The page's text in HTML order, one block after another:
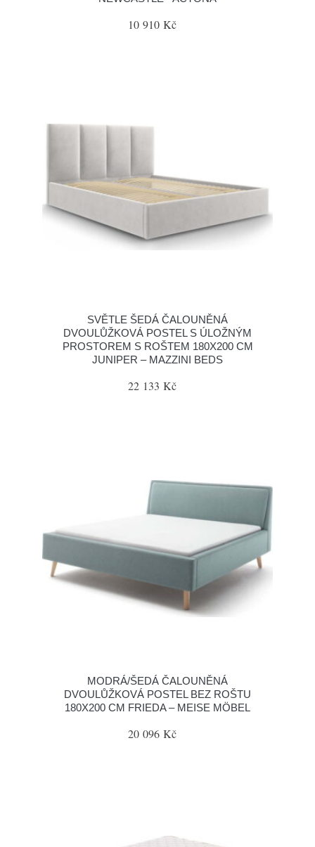
10 910 Kč
SVĚTLE ŠEDÁ ČALOUNĚNÁ
DVOULŮŽKOVÁ POSTEL S ÚLOŽNÝM
PROSTOREM S ROŠTEM 180X200 CM
JUNIPER – MAZZINI BEDS
22 133 Kč
MODRÁ/ŠEDÁ ČALOUNĚNÁ
DVOULŮŽKOVÁ POSTEL BEZ ROŠTU
180X200 CM FRIEDA – MEISE MÖBEL
20 096 Kč